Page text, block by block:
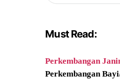
Must Read:
Perkembangan
Perkembangan Bayi